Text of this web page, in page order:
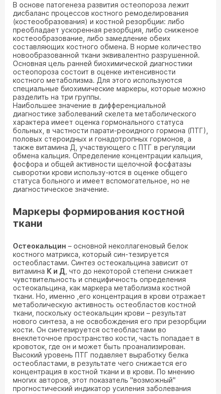
В основе патогенеза развития остеопороза лежит
дисбаланс процессов костного ремоделирования
(костеообразования) и костной резорбции: либо
преобладает ускоренная резорбция, либо сниженое
костеообразование, либо замедление обеих
составляющих костного обмена. В норме количество
новообразованной ткани эквивалентно разрушенной.
Основная цель ранней биохимической диагностики
остеопороза состоит в оценке интенсивности
костного метаболизма. Для этого используются
специальные биохимические маркеры, которые можно
разделить на три группы.
Наибольшее значение в дифференциальной
диагностике заболеваний скелета метаболического
характера имеет оценка гормонального статуса
больных, в частности парати-реоидного гормона (ПТГ),
половых стероидных и гонадотропных гормонов, а
также витамина Д, участвующего с ПТГ в регуляции
обмена кальция. Определение концентрации кальция,
фосфора и общей активности щелочной фосфатазы
сыворотки крови использу-ются в оценке общего
статуса больного и имеет вспомогательное, но не
диагностическое значение.
Маркеры формирования костной
ткани
Остеокальцин – основной неколлагеновый белок
костного матрикса, который син-тезируется
остеобластами. Синтез остеокальцина зависит от
витамина К и Д , что до некоторой степени снижает
чувствительность и специфичность определения
остеокальцина, как маркера метаболизма костной
ткани. Но, именно ,его концентрация в крови отражает
метаболическую активность остеобластов костной
ткани, поскольку остеокальцин крови – результат
нового синтеза, а не освобождения его при резорбции
кости. Он синтезируется остеобластами во
внеклеточное пространство кости, часть попадает в
кровоток, где он и может быть проанализирован.
Высокий уровень ПТГ подавляет выработку белка
остеобластами, в результате чего снижается его
концентрация в костной ткани и в крови. По мнению
многих авторов, этот показатель "возможный"
прогностический индикатор усиления заболевания